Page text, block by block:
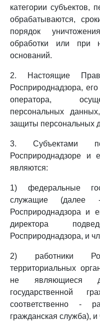
категории субъектов,
обрабатываются,
порядок
обработки или при
оснований.
2. Настоящие
Росприроднадзора,
оператора,
персональных
защиты персональных
3. Субъектами
Росприроднадзоре и
являются:
1) федеральные
служащие (далее -
Росприроднадзора и
директора
Росприроднадзора, и
2) работники
территориальных
не являющиеся
государственной
соответственно -
гражданская служба),